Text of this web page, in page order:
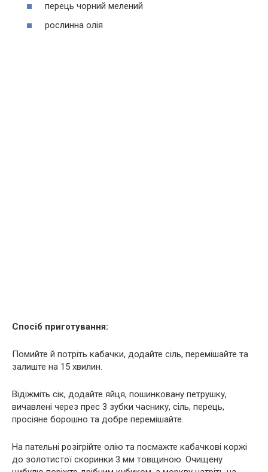
перець чорний мелений
рослинна олія
Спосіб приготування:
Помийте й потріть кабачки, додайте сіль, перемішайте та
залиште на 15 хвилин.
Відіжміть сік, додайте яйця, пошинковану петрушку,
вичавлені через прес 3 зубки часнику, сіль, перець,
просіяне борошно та добре перемішайте.
На пательні розігрійте олію та посмажте кабачкові коржі
до золотистої скоринки 3 мм товщиною. Очищену